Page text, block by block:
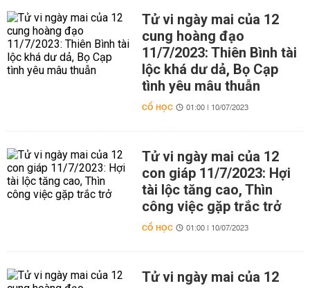
Tử vi ngày mai của 12
cung hoàng đạo
11/7/2023: Thiên Bình tài
lộc khá dư dả, Bọ Cạp
tình yêu mâu thuẫn
CỔ HỌC 01:00 | 10/07/2023
Tử vi ngày mai của 12
con giáp 11/7/2023: Hợi
tài lộc tăng cao, Thìn
công việc gặp trắc trở
CỔ HỌC 01:00 | 10/07/2023
Tử vi ngày mai của 12